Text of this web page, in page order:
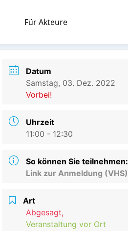
Für Akteure
Datum
Samstag, 03. Dez. 2022
Vorbei!
Uhrzeit
11:00 - 12:30
So können Sie teilnehmen:
Link zur Anmeldung (VHS)
Art
Abgesagt,
Veranstaltung vor Ort